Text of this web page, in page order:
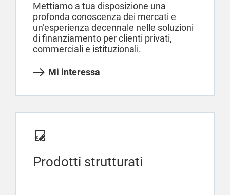
Mettiamo a tua disposizione una
profonda conoscenza dei mercati e
un’esperienza decennale nelle soluzioni
di finanziamento per clienti privati,
commerciali e istituzionali.
Mi interessa
Prodotti strutturati